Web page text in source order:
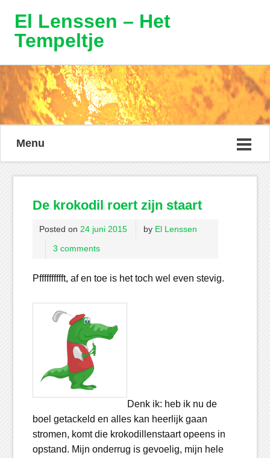
El Lenssen – Het
Tempeltje
Menu
De krokodil roert zijn staart
Posted on 24 juni 2015 by El Lenssen
3 comments
Pfffffffffft, af en toe is het toch wel even stevig.
Denk ik: heb ik nu de
boel getackeld en alles kan heerlijk gaan
stromen, komt die krokodillenstaart opeens in
opstand. Mijn onderrug is gevoelig, mijn hele